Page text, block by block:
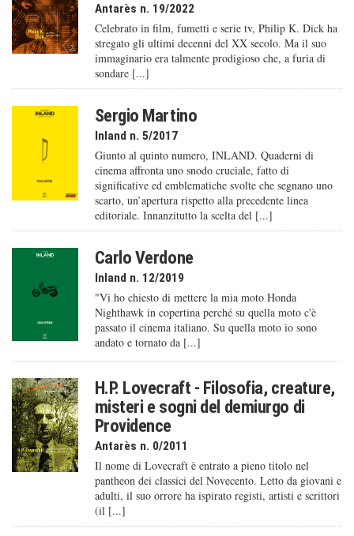
Antarès n. 19/2022
Celebrato in film, fumetti e serie tv, Philip K. Dick ha
stregato gli ultimi decenni del XX secolo. Ma il suo
immaginario era talmente prodigioso che, a furia di
sondare [...]
Sergio Martino
Inland n. 5/2017
Giunto al quinto numero, INLAND. Quaderni di
cinema affronta uno snodo cruciale, fatto di
significative ed emblematiche svolte che segnano uno
scarto, un’apertura rispetto alla precedente linea
editoriale. Innanzitutto la scelta del [...]
Carlo Verdone
Inland n. 12/2019
"Vi ho chiesto di mettere la mia moto Honda
Nighthawk in copertina perché su quella moto c'è
passato il cinema italiano. Su quella moto io sono
andato e tornato da [...]
H.P. Lovecraft - Filosofia, creature,
misteri e sogni del demiurgo di
Providence
Antarès n. 0/2011
Il nome di Lovecraft è entrato a pieno titolo nel
pantheon dei classici del Novecento. Letto da giovani e
adulti, il suo orrore ha ispirato registi, artisti e scrittori
(il [...]